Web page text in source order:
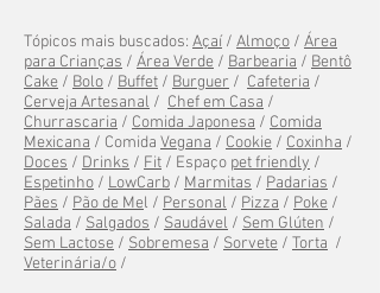
Tópicos mais buscados: Açaí / Almoço / Área
para Crianças / Área Verde / Barbearia / Bentô
Cake / Bolo / Buffet / Burguer / Cafeteria /
Cerveja Artesanal / Chef em Casa /
Churrascaria / Comida Japonesa / Comida
Mexicana / Comida Vegana / Cookie / Coxinha /
Doces / Drinks / Fit / Espaço pet friendly /
Espetinho / LowCarb / Marmitas / Padarias /
Pães / Pão de Mel / Personal / Pizza / Poke /
Salada / Salgados / Saudável / Sem Glúten /
Sem Lactose / Sobremesa / Sorvete / Torta /
Veterinária/o /